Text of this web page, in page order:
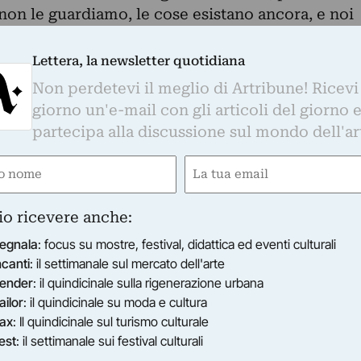
le guardiamo, le cose esistano ancora, e noi
1988). Ha concluso gli studi in Graphic
Arti di Palermo nel 2014
Biennale Internazionale Arte Sacra, Loggiato
Per dare una misura a tutte le cose
Nuvole Incontri d'Arte, Palermo; 2018,
e Toni Romanelli, Palazzo Ziino, Palermo;
Benetton ZAC, Palermo; 2017, Liber Fare,
del Segno e della Scrittura,Torino; 2017,
di Daniela Bigi, Gianna Di Piazza e Toni
2016, Anthology 2016 (art prize -
2016, La Peste e Santa Rosalia, Nuvole
Pre-Visioni 2, a cura di Daniela Bigi,
Catania; 2015, Passaggi di Nuvole, Nuvole
Lettera, la newsletter quotidiana
Non perdetevi il meglio di Artribune!
giorno un'e-mail con gli articoli del giorno
partecipa alla discussione sul mondo
Email
ricevere anche:
: focus su mostre, festival, didattica ed eventi culturali
: il settimanale sul mercato dell'arte
: il quindicinale sulla rigenerazione urbana
: il quindicinale su moda e cultura
: Il quindicinale sul turismo culturale
: il settimanale sui festival culturali